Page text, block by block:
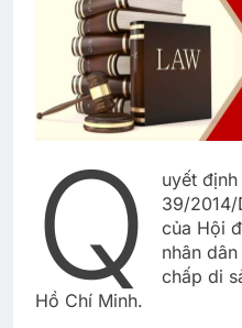
Q
uyết
39/2014/
của Hội
nhân
chấp di
Hồ Chí Minh.